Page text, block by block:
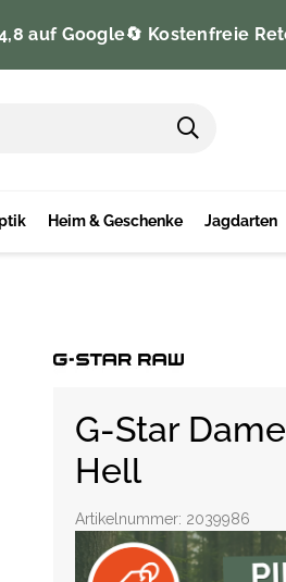
4,8 auf Google🔄 Kostenfreie
Heim & Geschenke Jagdarten
G-Star
Hell
Artikelnummer: 2039986